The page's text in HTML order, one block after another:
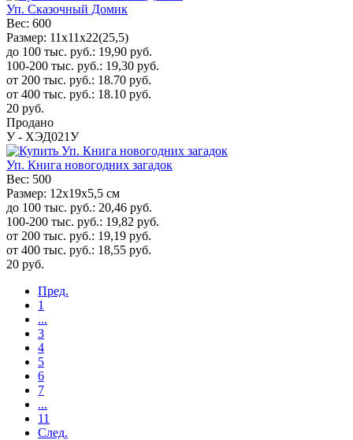
Уп. Сказочный Домик
Вес: 600
Размер: 11х11х22(25,5)
до 100 тыс. руб.: 19,90 руб.
100-200 тыс. руб.: 19,30 руб.
от 200 тыс. руб.: 18.70 руб.
от 400 тыс. руб.: 18.10 руб.
20 руб.
Продано
У - ХЭД021У
Уп. Книга новогодних загадок
Вес: 500
Размер: 12x19x5,5 см
до 100 тыс. руб.: 20,46 руб.
100-200 тыс. руб.: 19,82 руб.
от 200 тыс. руб.: 19,19 руб.
от 400 тыс. руб.: 18,55 руб.
20 руб.
Пред.
1
...
3
4
5
6
7
...
11
След.